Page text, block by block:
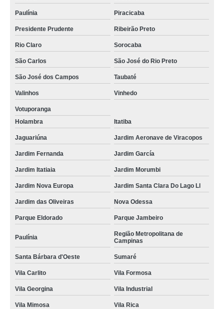
Paulínia Piracicaba
Presidente Prudente Ribeirão Preto
Rio Claro Sorocaba
São Carlos São José do Rio Preto
São José dos Campos Taubaté
Valinhos Vinhedo
Votuporanga
Holambra
Itatiba
Jaguariúna Jardim Aeronave de Viracopos
Jardim Fernanda Jardim García
Jardim Itatiaia Jardim Morumbi
Jardim Nova Europa Jardim Santa Clara Do Lago Ll
Jardim das Oliveiras Nova Odessa
Parque Eldorado Parque Jambeiro
Paulínia
Região Metropolitana de
Campinas
Santa Bárbara d'Oeste Sumaré
Vila Carlito Vila Formosa
Vila Georgina Vila Industrial
Vila Mimosa Vila Rica